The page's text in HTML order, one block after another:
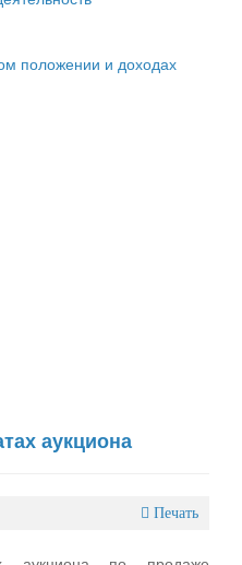
положении и доходах
аукциона
Печать